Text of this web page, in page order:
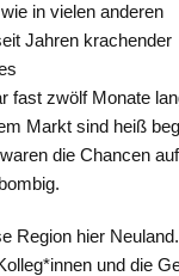
in vielen anderen
Jahren krachender
fast zwölf Monate
Markt sind heiß
die Chancen
Region hier
und die